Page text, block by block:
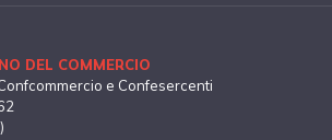
DEL COMMERCIO
e Confesercenti